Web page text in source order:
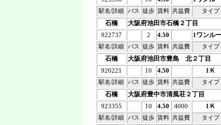
駅名/詳細 バス 徒歩 賃料 共益費 タイプ
石橋
大阪府池田市石橋２丁目
922737
2 4.50 1ワンル
駅名/詳細 バス 徒歩 賃料 共益費 タイプ
石橋
大阪府池田市豊島 北２丁目
920221
10 4.50 1Ｋ
駅名/詳細 バス 徒歩 賃料 共益費 タイプ
石橋
大阪府豊中市清風荘２丁目
923355
10 4.50 4000 1Ｋ
駅名/詳細 バス 徒歩 賃料 共益費 タイプ